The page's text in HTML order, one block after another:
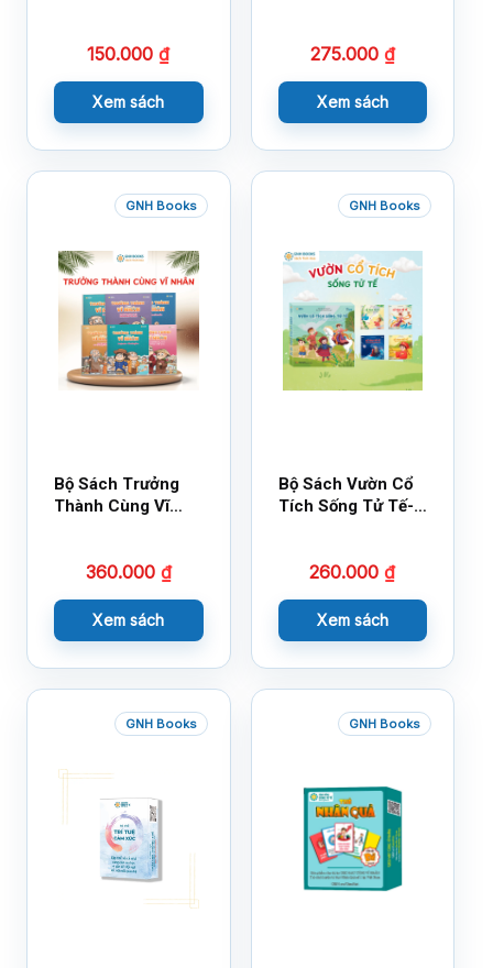
150.000₫
Xem sách
275.000 ₫
Xem sách
GNH Books
Bộ Sách Trưởng
Thành Cùng Vĩ
360.000 ₫
Xem sách
GNH Books
Bộ Sách Vườn Cổ
Tích Sống Tử Tế-
260.000₫
Xem sách
GNH Books GNH Books